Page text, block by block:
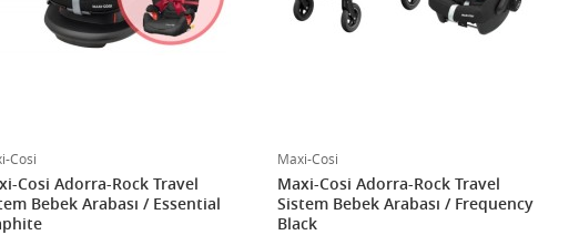
Cosi
Cosi Adorra-Rock Travel
Bebek Arabası / Essential
Maxi-Cosi
Maxi-Cosi Adorra-Rock Travel
Sistem Bebek Arabası / Frequency
Black